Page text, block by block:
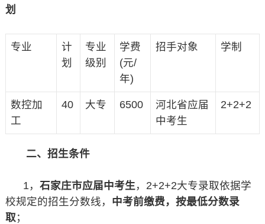
划
专业
计
划
专业
级别
学费
(元/
年)
招手对象 学制
数控加
工
40 大专 6500
河北省应届
中考生
2+2+2
二、招生条件
1， 石家庄市应届中考生，2+2+2大专录取依据学
校规定的招生分数线， 中考前缴费，按最低分数录
取；